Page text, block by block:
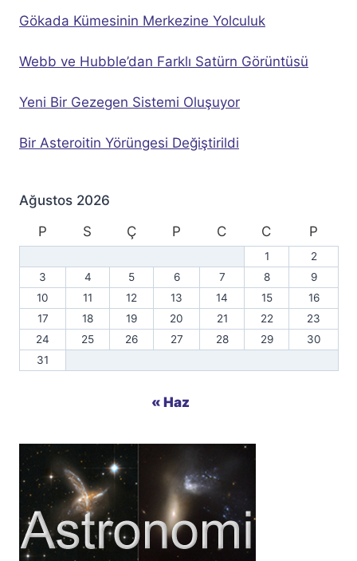
Gökada Kümesinin Merkezine Yolculuk
Webb ve Hubble’dan Farklı Satürn Görüntüsü
Yeni Bir Gezegen Sistemi Oluşuyor
Bir Asteroitin Yörüngesi Değiştirildi
Ağustos 2026
P
S Ç P C C P
1
2
3
4 5 6 7 8
9
10
11 12 13 14 15
16
17
18 19 20 21 22
23
24
25 26 27 28 29
30
31
« Haz